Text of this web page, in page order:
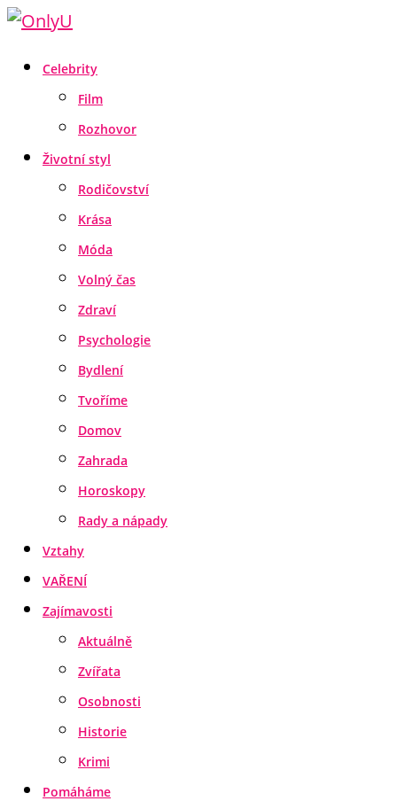
Celebrity
Film
Rozhovor
Životní styl
Rodičovství
Krása
Móda
Volný čas
Zdraví
Psychologie
Bydlení
Tvoříme
Domov
Zahrada
Horoskopy
Rady a nápady
Vztahy
VAŘENÍ
Zajímavosti
Aktuálně
Zvířata
Osobnosti
Historie
Krimi
Pomáháme